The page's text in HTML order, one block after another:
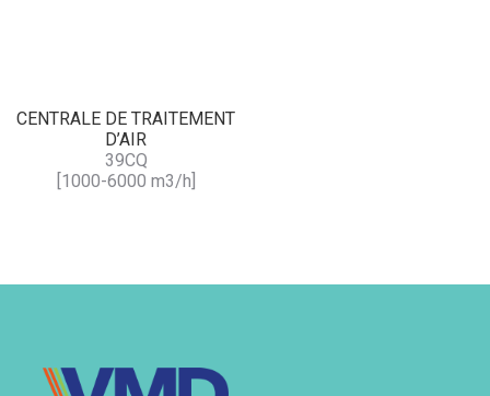
CENTRALE DE TRAITEMENT
D’AIR
39CQ
[1000-6000 m3/h]